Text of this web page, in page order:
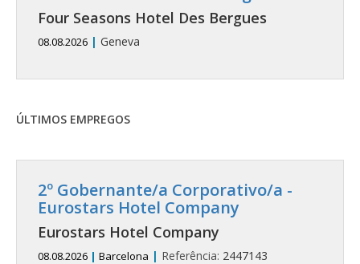
Four Seasons Hotel Des Bergues
08.08.2026 | Geneva
ÚLTIMOS EMPREGOS
2º Gobernante/a Corporativo/a -
Eurostars Hotel Company
Eurostars Hotel Company
08.08.2026 | Barcelona | Referência: 2447143